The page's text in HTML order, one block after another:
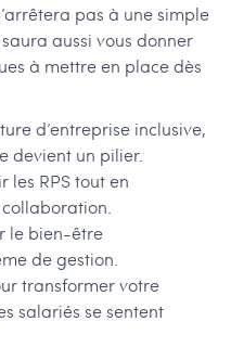
pas à une simple
aussi vous donner
à mettre en place dès
d’entreprise inclusive,
devient un pilier.
les RPS tout en
le bien-être
de gestion.
transformer votre
salariés se sentent